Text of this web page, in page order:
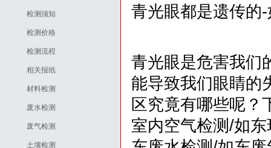
检测须知
检测价格
检测流程
相关报纸
材料检测
废水检测
废气检测
土壤检测
青光眼都是遗传的
青光眼是危害我们
能导致我们眼睛的
区究竟有哪些呢？
室内空气检测/如